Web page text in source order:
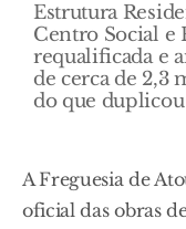
Estrutura
Centro Social e
requalificada e
de cerca de 2,3
do que duplicou
A Freguesia de
oficial das obras